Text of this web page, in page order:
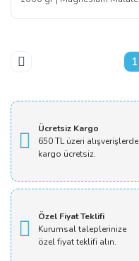
1
Ücretsiz Kargo
650 TL üzeri alışverişlerde
kargo ücretsiz.
Özel Fiyat Teklifi
Kurumsal taleplerinize
özel fiyat teklifi alın.